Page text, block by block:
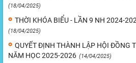
(18/04/2025)
THỜI KHÓA BIỂU - LẦN 9 NH 2024-
(18/04/2025)
QUYẾT ĐỊNH THÀNH LẬP HỘI ĐỒNG
NĂM HỌC 2025-2026 (14/04/2025)